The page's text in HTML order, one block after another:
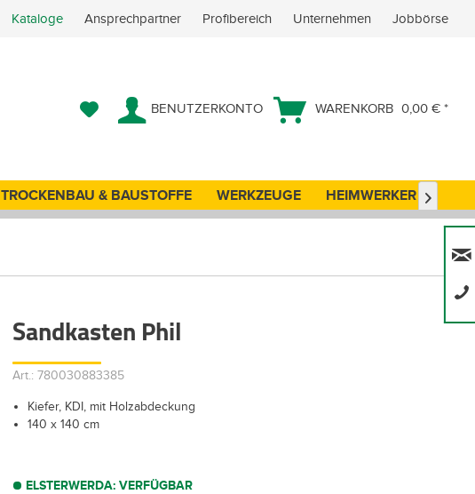
Kataloge Ansprechpartner Profibereich Unternehmen Jobbörse
BENUTZERKONTO WARENKORB 0,00 € *
TROCKENBAU & BAUSTOFFE WERKZEUGE HEIMWERKER 
Sandkasten Phil
Art.: 780030883385
Kiefer, KDI, mit Holzabdeckung
140 x 140 cm
ELSTERWERDA: VERFÜGBAR